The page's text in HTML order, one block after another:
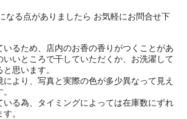
なる点がありましたら お気軽にお問合せ下
いるため、店内のお香の香りがつくことがあ
いいところで干していただくか、お洗濯して
思います。
により、写真と実際の色が多少異なって見え
いる為、タイミングによっては在庫数にずれ
。